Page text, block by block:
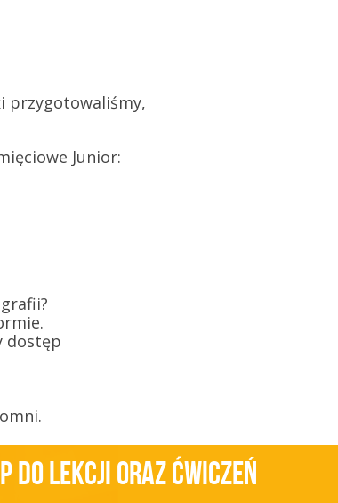
przygotowaliśmy,
Junior:
dostęp
do lekcji oraz ćwiczeń